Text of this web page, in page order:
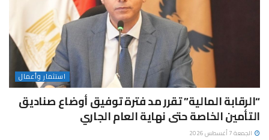
استثمار وأعمال
“الرقابة المالية” تقرر مد فترة توفيق أوضاع صناديق
التأمين الخاصة حتى نهاية العام الجاري
الجمعة 7 أغسطس 2026